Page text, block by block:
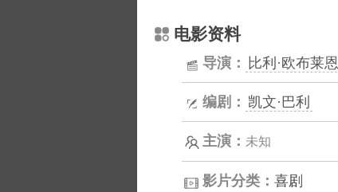
电影资料
导演： 比利·欧布莱恩
编剧： 凯文·巴利
主演： 未知
影片分类： 喜剧